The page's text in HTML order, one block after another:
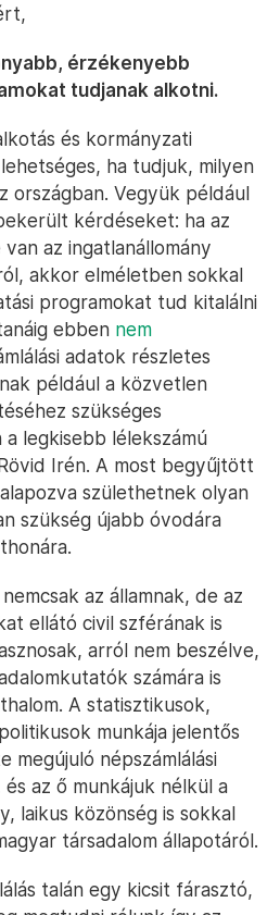
érzékenyebb
tudjanak alkotni.
és kormányzati
ha tudjuk, milyen
országban. Vegyük például
kérdéseket: ha az
az ingatlanállomány
akkor elméletben sokkal
programokat tud kitalálni
ebben nem
adatok részletes
például a közvetlen
szükséges
legkisebb lélekszámú
Irén. A most begyűjtött
születhetnek olyan
szükség újabb óvodára
az államnak, de az
ellátó civil szférának is
arról nem beszélve,
számára is
A statisztikusok,
munkája jelentős
megújuló népszámlálási
az ő munkájuk nélkül a
laikus közönség is sokkal
társadalom állapotáról.
talán egy kicsit fárasztó,